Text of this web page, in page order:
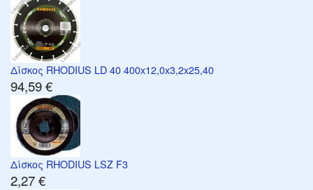
Δίσκος RHODIUS LD 40 400x12,0x3,2x25,40
94,59 €
Δίσκος RHODIUS LSZ F3
2,27 €